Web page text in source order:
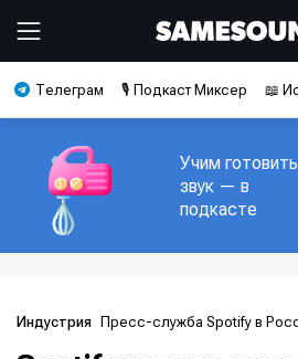
Телеграм 🎙️ Подкаст Миксер 📖
Учим готовить
звук — в
подкасте
Индустрия Пресс-служба Spotify в